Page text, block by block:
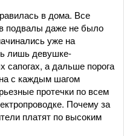
в дома. Все
подвалы даже не было
уже на
лишь девушке-
сапогах, а дальше порога
с каждым шагом
протечки по всем
Почему за
платят по высоким